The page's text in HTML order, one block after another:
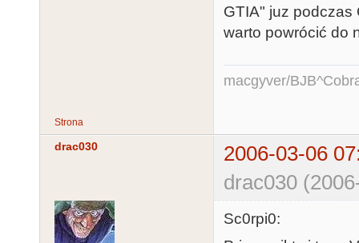
GTIA" juz podczas
warto powrócić do
macgyver/
Strona
drac030
2006-03-06
drac030
Sc0rpi0: